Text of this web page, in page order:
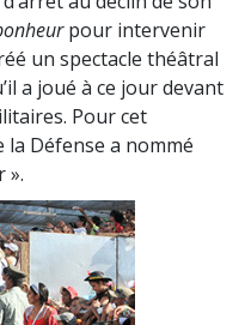
pour intervenir
un spectacle théâtral
a joué à ce jour devant
Pour cet
la Défense a nommé
».